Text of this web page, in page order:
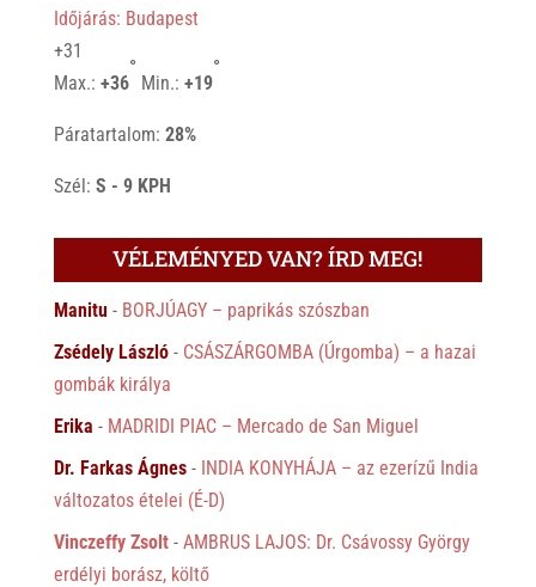
Időjárás: Budapest
+31
Max.: +36
°
Min.: +19
°
Páratartalom: 28%
Szél: S - 9 KPH
VÉLEMÉNYED VAN? ÍRD MEG!
Manitu- BORJÚAGY – paprikás szószban
Zsédely László- CSÁSZÁRGOMBA (Úrgomba) – a hazai
gombák királya
Erika - MADRIDI PIAC – Mercado de San Miguel
Dr. Farkas Ágnes- INDIA KONYHÁJA – az ezerízű India
változatos ételei (É-D)
Vinczeffy Zsolt- AMBRUS LAJOS: Dr. Csávossy György
erdélyi borász, költő